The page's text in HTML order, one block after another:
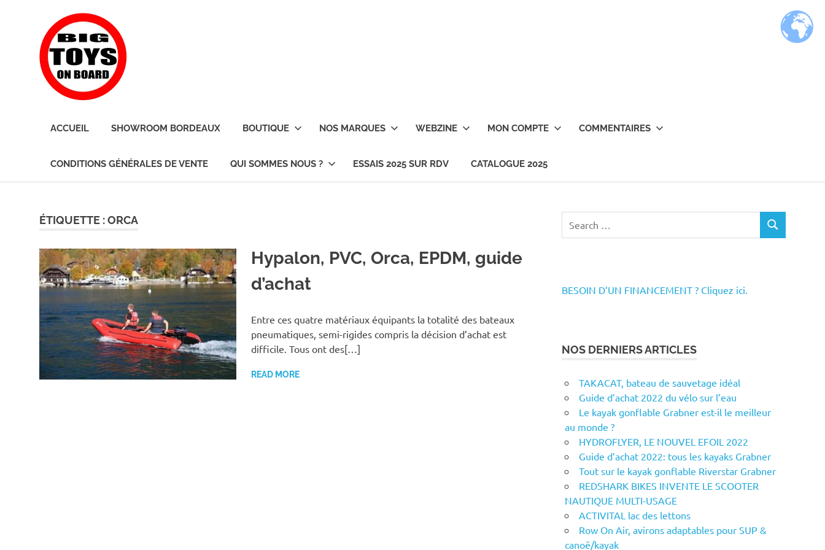
BOARD
BORD
ENFANTS
ACCUEIL SHOWROOM BORDEAUX BOUTIQUE NOS MARQUES WEBZINE MON COMPTE COMMENTAIRES
CONDITIONS GÉNÉRALES DE VENTE QUI SOMMES NOUS ? ESSAIS 2025 SUR RDV CATALOGUE 2025
ÉTIQUETTE :ORCA
Hypalon, PVC, Orca, EPDM, guide
d’achat
Entre ces quatre matériaux équipants la totalité des bateaux
pneumatiques, semi-rigides compris la décision d’achat est
difficile. Tous ont des[…]
READ MORE
for:
SEARCH
BESOIN D’UN FINANCEMENT ? Cliquez ici.
NOS DERNIERS ARTICLES
TAKACAT, bateau de sauvetage idéal
Guide d’achat 2022 du vélo sur l’eau
Le kayak gonflable Grabner est-il le meilleur
au monde ?
HYDROFLYER, LE NOUVEL EFOIL 2022
Guide d’achat 2022: tous les kayaks Grabner
Tout sur le kayak gonflable Riverstar Grabner
REDSHARK BIKES INVENTE LE SCOOTER
NAUTIQUE MULTI-USAGE
ACTIVITAL lac des lettons
Row On Air, avirons adaptables pour SUP &
canoë/kayak